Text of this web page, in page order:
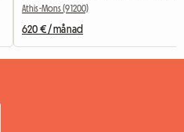
Athis-Mons (91200)
620 € / månad